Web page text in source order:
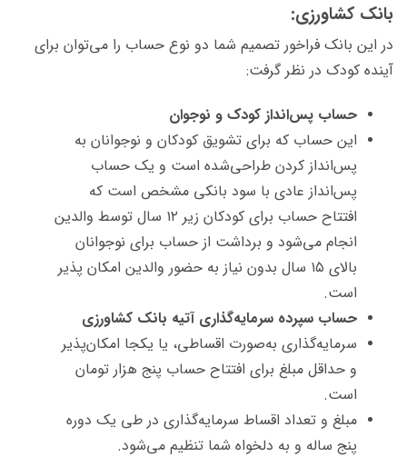
بانک کشاورزی:
در این بانک فراخور تصمیم شما دو نوع حساب را می‌توان برای
آینده کودک در نظر گرفت:
حساب پس‌انداز کودک و نوجوان
این حساب که برای تشویق کودکان و نوجوانان به
پس‌انداز کردن طراحی‌شده است و یک حساب
پس‌انداز عادی با سود بانکی مشخص است که
افتتاح حساب برای کودکان زیر ۱۲ سال توسط والدین
انجام می‌شود و برداشت از حساب برای نوجوانان
بالای ۱۵ سال بدون نیاز به حضور والدین امکان پذیر
است.
حساب سپرده سرمایه‌گذاری آتیه بانک کشاورزی
سرمایه‌گذاری به‌صورت اقساطی، یا یکجا امکان‌پذیر
و حداقل مبلغ برای افتتاح حساب پنج هزار تومان
است.
مبلغ و تعداد اقساط سرمایه‌گذاری در طی یک دوره
پنج ‌ساله و به ‌دلخواه شما تنظیم می‌شود.